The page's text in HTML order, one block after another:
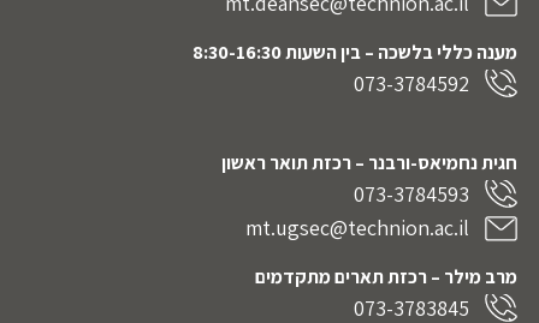
מענה כללי בלשכה – בין השעות 8:30-16:30
073-3784592
חגית נחמיאס-ורבנר – רכזת תואר ראשון
073-3784593
mt.ugsec@technion.ac.il
מרב מילר – רכזת תארים מתקדמים
073-3783845